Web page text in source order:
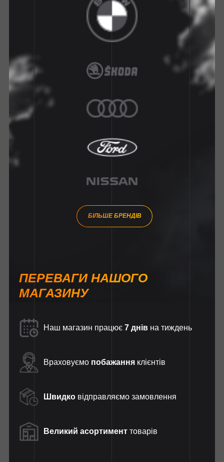
БІЛЬШЕ БРЕНДІВ
ПЕРЕВАГИ НАШОГО
МАГАЗИНУ
Наш магазин працює 7 днів на тиждень
Враховуємо побажання клієнтів
Швидко відправляємо замовлення
Великий асортимент товарів